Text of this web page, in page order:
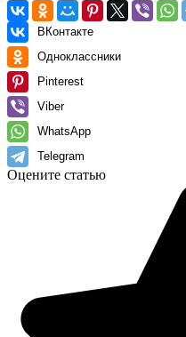
ВКонтакте
Одноклассники
Pinterest
Viber
WhatsApp
Telegram
Оцените статью